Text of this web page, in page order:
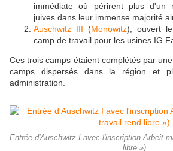
immédiate où périrent plus d'un
juives dans leur immense majorité
Auschwitz III (Monowitz), ouvert
camp de travail pour les usines IG
Ces trois camps étaient complétés par
camps dispersés dans la région et
administration.
Entrée d'Auschwitz I avec l'inscription Arbeit
libre »)